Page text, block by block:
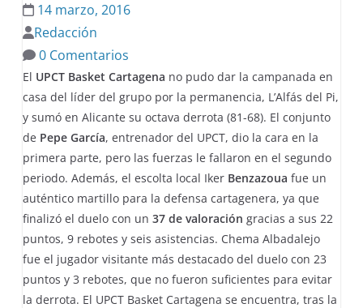
14 marzo, 2016
Redacción
0 Comentarios
El UPCT Basket Cartagena no pudo dar la campanada en
casa del líder del grupo por la permanencia, L’Alfás del Pi,
y sumó en Alicante su octava derrota (81-68). El conjunto
de Pepe García, entrenador del UPCT, dio la cara en la
primera parte, pero las fuerzas le fallaron en el segundo
periodo. Además, el escolta local Iker Benzazoua fue un
auténtico martillo para la defensa cartagenera, ya que
finalizó el duelo con un37 de valoración gracias a sus 22
puntos, 9 rebotes y seis asistencias. Chema Albadalejo
fue el jugador visitante más destacado del duelo con 23
puntos y 3 rebotes, que no fueron suficientes para evitar
la derrota. El UPCT Basket Cartagena se encuentra, tras la